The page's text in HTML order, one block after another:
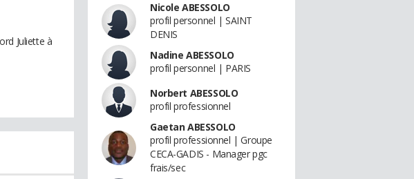
Juliette à
Nicole ABESSOLO
profil personnel | SAINT
DENIS
Nadine ABESSOLO
profil personnel | PARIS
Norbert ABESSOLO
profil professionnel
Gaetan ABESSOLO
profil professionnel | Groupe
CECA-GADIS - Manager pgc
frais/sec